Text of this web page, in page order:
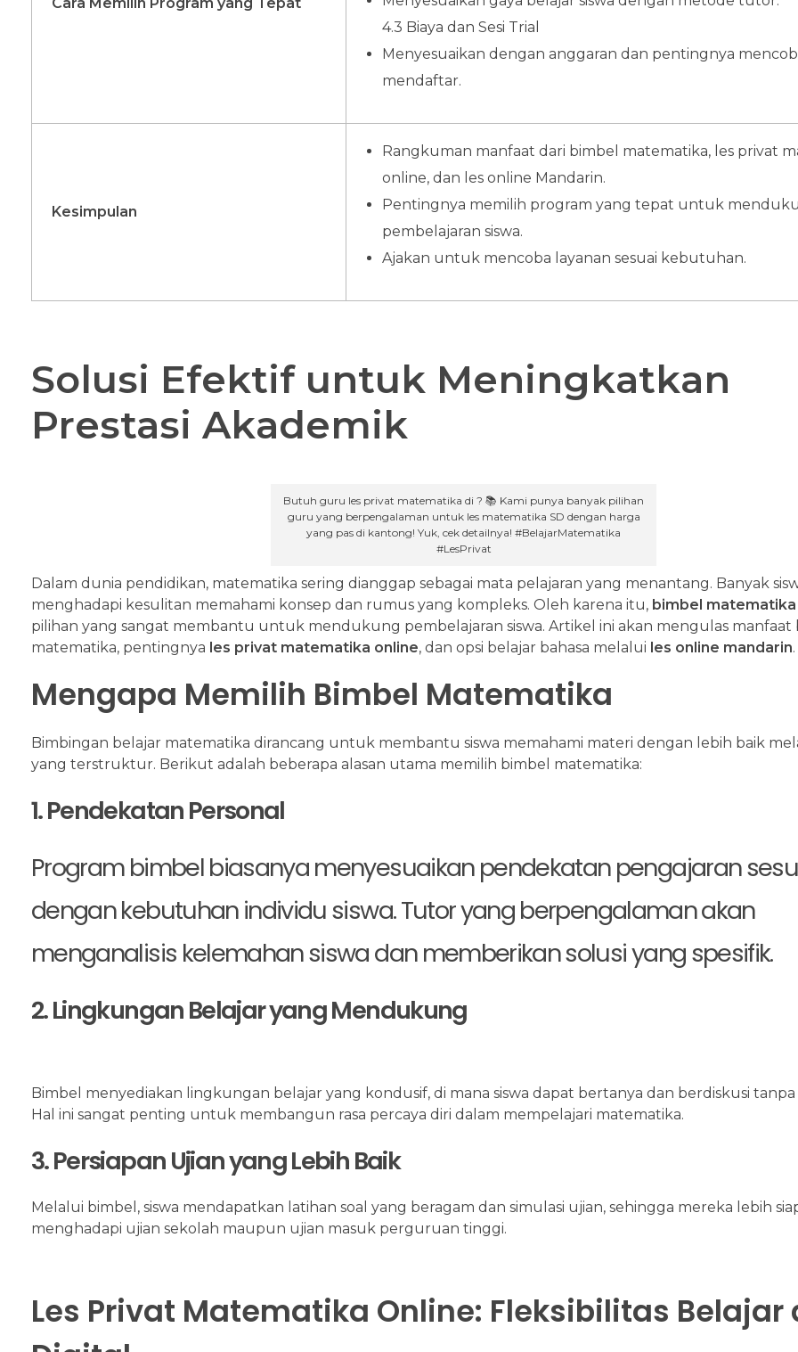
4.3 Biaya dan Sesi Trial
Menyesuaikan dengan anggaran dan pentingnya
mendaftar.
Kesimpulan
Rangkuman manfaat dari bimbel matematika, les privat
online, dan les online Mandarin.
Pentingnya memilih program yang tepat untuk
pembelajaran siswa.
Ajakan untuk mencoba layanan sesuai kebutuhan.
Solusi Efektif untuk Meningkatkan
Prestasi Akademik
Butuh guru les privat matematika di ? 📚 Kami punya banyak pilihan
guru yang berpengalaman untuk les matematika SD dengan harga
yang pas di kantong! Yuk, cek detailnya! #BelajarMatematika
#LesPrivat
Dalam dunia pendidikan, matematika sering dianggap sebagai mata pelajaran yang menantang. Banyak
menghadapi kesulitan memahami konsep dan rumus yang kompleks. Oleh karena itu, bimbel matematika
pilihan yang sangat membantu untuk mendukung pembelajaran siswa. Artikel ini akan mengulas manfaat
matematika, pentingnya les privat matematika online, dan opsi belajar bahasa melalui les online mandarin.
Mengapa Memilih Bimbel Matematika
Bimbingan belajar matematika dirancang untuk membantu siswa memahami materi dengan lebih baik
yang terstruktur. Berikut adalah beberapa alasan utama memilih bimbel matematika:
1. Pendekatan Personal
Program bimbel biasanya menyesuaikan pendekatan pengajaran
dengan kebutuhan individu siswa. Tutor yang berpengalaman akan
menganalisis kelemahan siswa dan memberikan solusi yang spesifik.
2. Lingkungan Belajar yang Mendukung
Bimbel menyediakan lingkungan belajar yang kondusif, di mana siswa dapat bertanya dan berdiskusi tanpa
Hal ini sangat penting untuk membangun rasa percaya diri dalam mempelajari matematika.
3. Persiapan Ujian yang Lebih Baik
Melalui bimbel, siswa mendapatkan latihan soal yang beragam dan simulasi ujian, sehingga mereka lebih
menghadapi ujian sekolah maupun ujian masuk perguruan tinggi.
Les Privat Matematika Online: Fleksibilitas Belajar